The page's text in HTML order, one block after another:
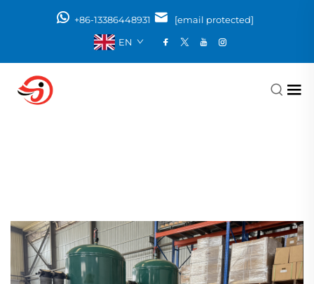
+86-13386448931
[email protected]
EN